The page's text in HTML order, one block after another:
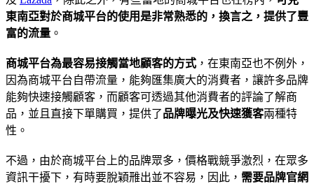
東南亞對於商城平台的使用是非常熟悉的，換言之，提供了豐
富的流量 。
商城平台為最容易接觸當地顧客的方式 ，在東南亞也不例外，
因為商城平台自帶流量，能夠匯集廣大的消費者，讓許多品牌
能夠快速接觸顧客，而顧客可透過其他消費者的評論了解商
品，並且直接下單購買，提供了品牌曝光及快速獲客兩種特
性。
不過，由於商城平台上的品牌眾多，價格戰競爭激烈，在眾多
資訊干擾下，有時要脫穎雃出並不容易，因此， 需要品牌官網